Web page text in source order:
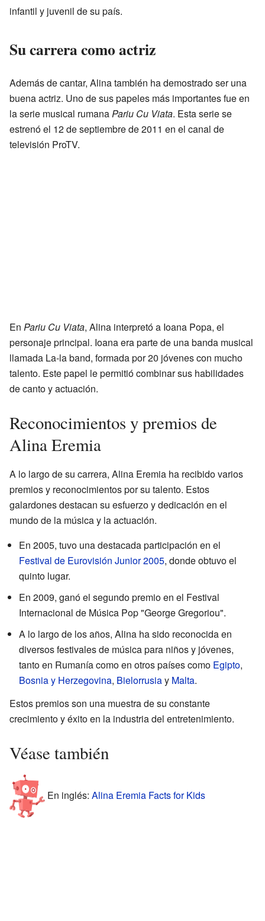
infantil y juvenil de su país.
Su carrera como actriz
Además de cantar, Alina también ha demostrado ser una
buena actriz. Uno de sus papeles más importantes fue en
la serie musical rumanaPariu Cu Viata. Esta serie se
estrenó el 12 de septiembre de 2011 en el canal de
televisión ProTV.
En Pariu Cu Viata, Alina interpretó a Ioana Popa, el
personaje principal. Ioana era parte de una banda musical
llamada La-la band, formada por 20 jóvenes con mucho
talento. Este papel le permitió combinar sus habilidades
de canto y actuación.
Reconocimientos y premios de
Alina Eremia
A lo largo de su carrera, Alina Eremia ha recibido varios
premios y reconocimientos por su talento. Estos
galardones destacan su esfuerzo y dedicación en el
mundo de la música y la actuación.
En 2005, tuvo una destacada participación en el
Festival de Eurovisión Junior 2005, donde obtuvo el
quinto lugar.
En 2009, ganó el segundo premio en el Festival
Internacional de Música Pop "George Gregoriou".
A lo largo de los años, Alina ha sido reconocida en
diversos festivales de música para niños y jóvenes,
tanto en Rumanía como en otros países como Egipto,
Bosnia y Herzegovina, Bielorrusiay Malta.
Estos premios son una muestra de su constante
crecimiento y éxito en la industria del entretenimiento.
Véase también
En inglés: Alina Eremia Facts for Kids